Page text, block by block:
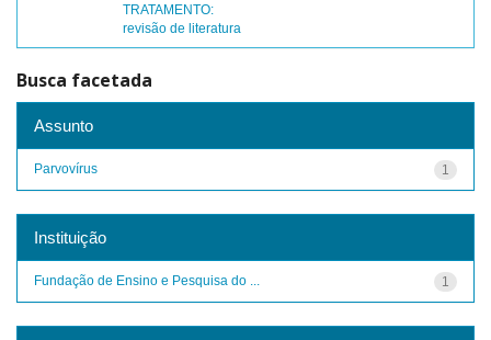
TRATAMENTO:
revisão de literatura
Busca facetada
Assunto
1
Parvovírus
Instituição
1
Fundação de Ensino e Pesquisa do ...